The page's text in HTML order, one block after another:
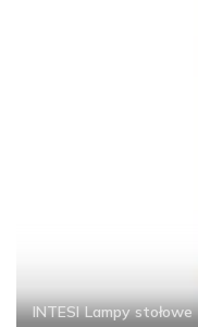
INTESI Lampy stołowe